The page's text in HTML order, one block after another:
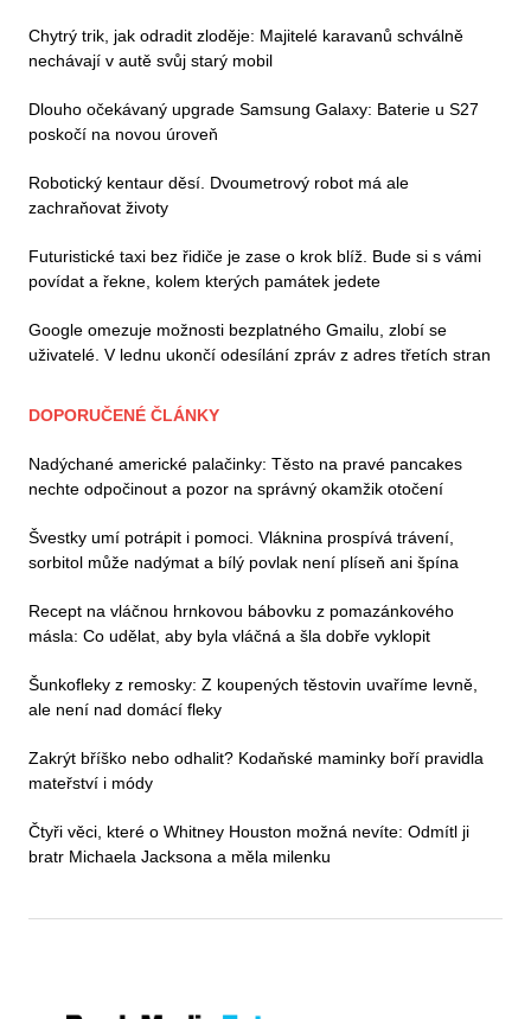
Chytrý trik, jak odradit zloděje: Majitelé karavanů schválně
nechávají v autě svůj starý mobil
Dlouho očekávaný upgrade Samsung Galaxy: Baterie u S27
poskočí na novou úroveň
Robotický kentaur děsí. Dvoumetrový robot má ale
zachraňovat životy
Futuristické taxi bez řidiče je zase o krok blíž. Bude si s vámi
povídat a řekne, kolem kterých památek jedete
Google omezuje možnosti bezplatného Gmailu, zlobí se
uživatelé. V lednu ukončí odesílání zpráv z adres třetích stran
DOPORUČENÉ ČLÁNKY
Nadýchané americké palačinky: Těsto na pravé pancakes
nechte odpočinout a pozor na správný okamžik otočení
Švestky umí potrápit i pomoci. Vláknina prospívá trávení,
sorbitol může nadýmat a bílý povlak není plíseň ani špína
Recept na vláčnou hrnkovou bábovku z pomazánkového
másla: Co udělat, aby byla vláčná a šla dobře vyklopit
Šunkofleky z remosky: Z koupených těstovin uvaříme levně,
ale není nad domácí fleky
Zakrýt bříško nebo odhalit? Kodaňské maminky boří pravidla
mateřství i módy
Čtyři věci, které o Whitney Houston možná nevíte: Odmítl ji
bratr Michaela Jacksona a měla milenku